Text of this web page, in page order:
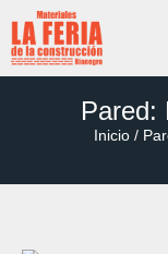
Pared:
Inicio /